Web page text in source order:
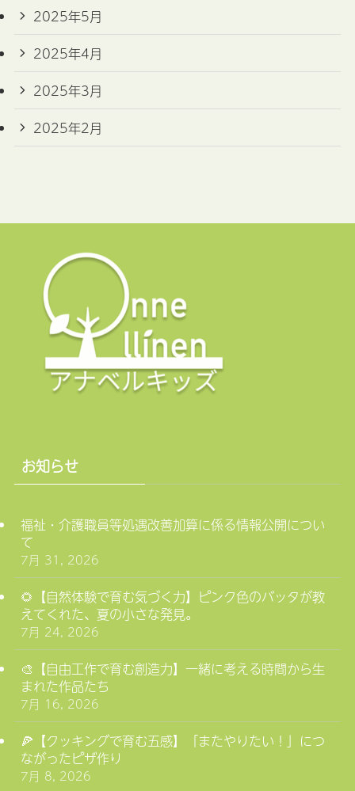
2025年5月
2025年4月
2025年3月
2025年2月
お知らせ
福祉・介護職員等処遇改善加算に係る情報公開につい
て
7月 31, 2026
🌻【自然体験で育む気づく力】ピンク色のバッタが教
えてくれた、夏の小さな発見。
7月 24, 2026
🎨【自由工作で育む創造力】一緒に考える時間から生
まれた作品たち
7月 16, 2026
🍕【クッキングで育む五感】「またやりたい！」につ
ながったピザ作り
7月 8, 2026